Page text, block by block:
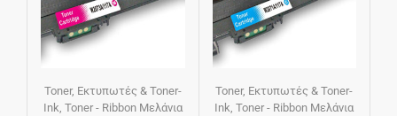
Toner, Εκτυπωτές & Toner-
Ink, Toner - Ribbon Μελάνια
Toner, Εκτυπωτές & Toner-
Ink,Toner - Ribbon Μελάνια